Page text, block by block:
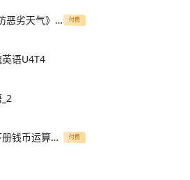
班会14 《预防恶劣天气》课件 付费
语U4T4
小学一年级下册钱币运算基础 付费